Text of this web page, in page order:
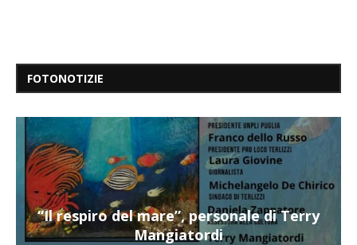
FOTONOTIZIE
“Il respiro del mare”, personale di Terry
Mangiatordi